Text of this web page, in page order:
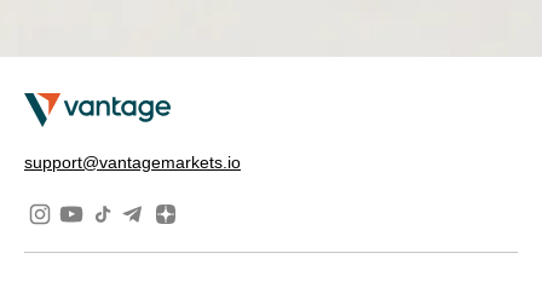
support@vantagemarkets.io